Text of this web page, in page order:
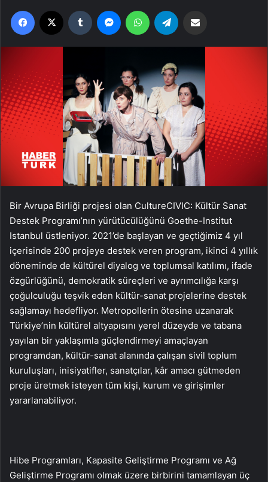
Facebook Tumblr MessengerWhatsApp
Bir Avrupa Birliği projesi olan CultureCIVIC: Kültür Sanat
Destek Programı’nın yürütücülüğünü Goethe-Institut
Istanbul üstleniyor. 2021’de başlayan ve geçtiğimiz 4 yıl
içerisinde 200 projeye destek veren program, ikinci 4 yıllık
döneminde de kültürel diyalog ve toplumsal katılımı, ifade
özgürlüğünü, demokratik süreçleri ve ayrımcılığa karşı
çoğulculuğu teşvik eden kültür-sanat projelerine destek
sağlamayı hedefliyor. Metropollerin ötesine uzanarak
Türkiye’nin kültürel altyapısını yerel düzeyde ve tabana
yayılan bir yaklaşımla güçlendirmeyi amaçlayan
programdan, kültür-sanat alanında çalışan sivil toplum
kuruluşları, inisiyatifler, sanatçılar, kâr amacı gütmeden
proje üretmek isteyen tüm kişi, kurum ve girişimler
yararlanabiliyor.
Hibe Programları, Kapasite Geliştirme Programı ve Ağ
Geliştirme Programı olmak üzere birbirini tamamlayan üç